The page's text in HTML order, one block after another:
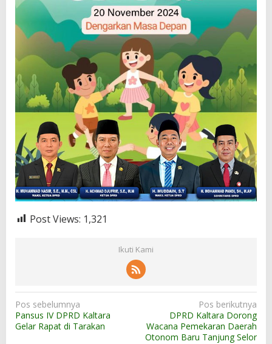
Post Views: 1,321
Ikuti Kami
N
a
Pos sebelumnya
Pansus IV DPRD Kaltara
Gelar Rapat di Tarakan
Pos berikutnya
DPRD Kaltara Dorong
Wacana Pemekaran Daerah
Otonom Baru Tanjung Selor